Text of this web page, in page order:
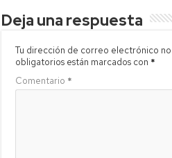
Deja una respuesta
Tu dirección de correo electrónico no
obligatorios están marcados con *
Comentario *